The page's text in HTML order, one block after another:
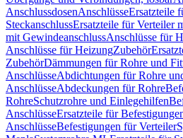
AnschlussdosenAnschlüsseErsatzteile
SteckanschlussErsatzteile für Verteiler
mit GewindeanschlussAnschlüsse für
Anschlüsse für HeizungZubehör
ZubehörDämmungen für Rohre und
AnschlüsseAbdichtungen für Rohre
AnschlüsseAbdeckungen für Rohre
RohreSchutzrohre und Einlegehilfen
AnschlüsseErsatzteile für
AnschlüsseBefestigungen für Verteiler